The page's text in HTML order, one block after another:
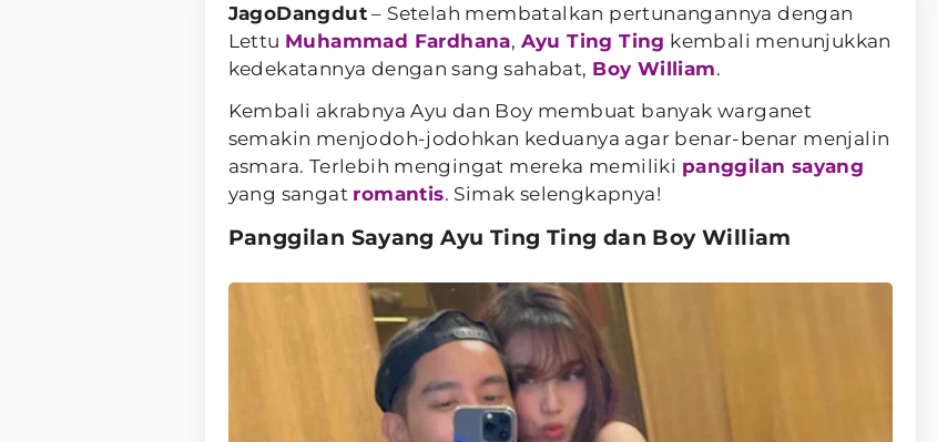
JagoDangdut– Setelah membatalkan pertunangannya dengan
Lettu Muhammad Fardhana, Ayu Ting Ting kembali menunjukkan
kedekatannya dengan sang sahabat, Boy William.
Kembali akrabnya Ayu dan Boy membuat banyak warganet
semakin menjodoh-jodohkan keduanya agar benar-benar menjalin
asmara. Terlebih mengingat mereka memiliki panggilan sayang
yang sangat romantis. Simak selengkapnya!
Panggilan Sayang Ayu Ting Ting dan Boy William